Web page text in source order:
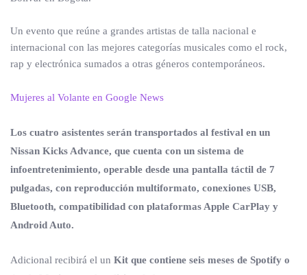
Un evento que reúne a grandes artistas de talla nacional e
internacional con las mejores categorías musicales como el rock,
rap y electrónica sumados a otras géneros contemporáneos.
Mujeres al Volante en Google News
Los cuatro asistentes serán transportados al festival en un
Nissan Kicks Advance, que cuenta con un sistema de
infoentretenimiento, operable desde una pantalla táctil de 7
pulgadas, con reproducción multiformato, conexiones USB,
Bluetooth, compatibilidad con plataformas Apple CarPlay y
Android Auto.
Adicional recibirá el un Kit que contiene seis meses de Spotify o